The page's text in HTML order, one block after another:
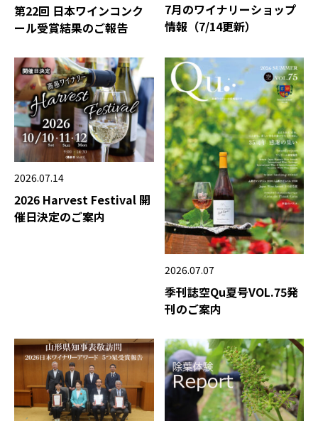
第22回 日本ワインコンク
ール受賞結果のご報告
7月のワイナリーショップ
情報（7/14更新）
2026.07.14
2026 Harvest Festival 開
催日決定のご案内
2026.07.07
季刊誌空Qu夏号VOL.75発
刊のご案内